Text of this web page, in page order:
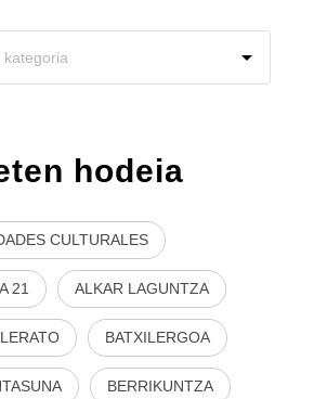
hodeia
CULTURALES
21 ALKAR LAGUNTZA
BATXILERGOA
BERRIKUNTZA